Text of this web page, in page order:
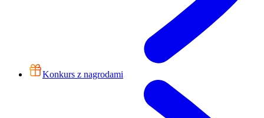
Konkurs z nagrodami